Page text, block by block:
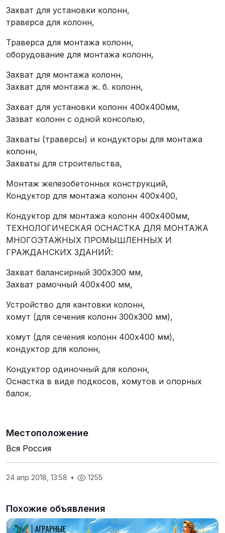
Захват для установки колонн,
траверса для колонн,
Траверса для монтажа колонн,
оборудование для монтажа колонн,
Захват для монтажа колонн,
Захват для монтажа ж. б. колонн,
Захват для установки колонн 400х400мм,
Зазват колонн с одной консолью,
Захваты (траверсы) и кондукторы для монтажа
колонн,
Захваты для строительства,
Монтаж железобетонных конструкций,
Кондуктор для монтажа колонн 400х400,
Кондуктор для монтажа колонн 400х400мм,
ТЕХНОЛОГИЧЕСКАЯ ОСНАСТКА ДЛЯ МОНТАЖА
МНОГОЭТАЖНЫХ ПРОМЫШЛЕННЫХ И
ГРАЖДАНСКИХ ЗДАНИЙ:
Захват балансирный 300х300 мм,
Захват рамочный 400х400 мм,
Устройство для кантовки колонн,
хомут (для сечения колонн 300х300 мм),
хомут (для сечения колонн 400х400 мм),
кондуктор для колонн,
Кондуктор одиночный для колонн,
Оснастка в виде подкосов, хомутов и опорных
балок.
Местоположение
Вся Россия
24 апр 2018, 13:58 • 1255
Похожие объявления